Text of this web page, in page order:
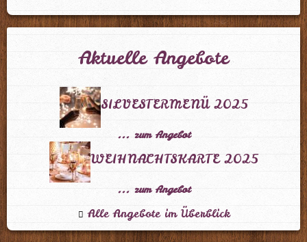
Aktuelle Angebote
SILVESTERMENÜ 2025
... zum Angebot
WEIHNACHTSKARTE 2025
... zum Angebot
Alle Angebote im Überblick